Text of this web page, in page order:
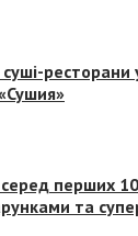
ресторани
перших
та